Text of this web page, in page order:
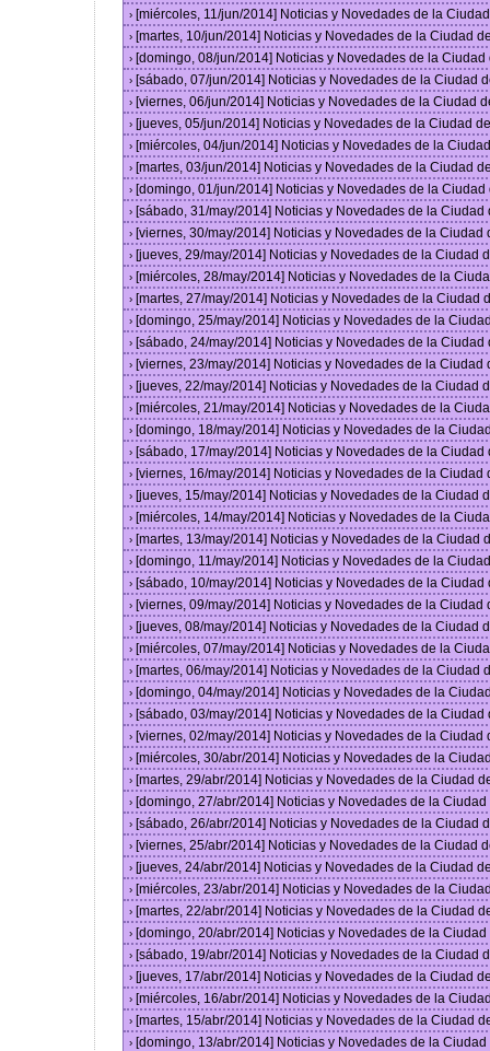
› [miércoles, 11/jun/2014] Noticias y Novedades de la
› [martes, 10/jun/2014] Noticias y Novedades de la Ciudad
› [domingo, 08/jun/2014] Noticias y Novedades de la
› [sábado, 07/jun/2014] Noticias y Novedades de la Ciudad
› [viernes, 06/jun/2014] Noticias y Novedades de la Ciudad
› [jueves, 05/jun/2014] Noticias y Novedades de la Ciudad
› [miércoles, 04/jun/2014] Noticias y Novedades de la
› [martes, 03/jun/2014] Noticias y Novedades de la Ciudad
› [domingo, 01/jun/2014] Noticias y Novedades de la
› [sábado, 31/may/2014] Noticias y Novedades de la
› [viernes, 30/may/2014] Noticias y Novedades de la
› [jueves, 29/may/2014] Noticias y Novedades de la Ciudad
› [miércoles, 28/may/2014] Noticias y Novedades de la
› [martes, 27/may/2014] Noticias y Novedades de la Ciudad
› [domingo, 25/may/2014] Noticias y Novedades de la
› [sábado, 24/may/2014] Noticias y Novedades de la
› [viernes, 23/may/2014] Noticias y Novedades de la
› [jueves, 22/may/2014] Noticias y Novedades de la Ciudad
› [miércoles, 21/may/2014] Noticias y Novedades de la
› [domingo, 18/may/2014] Noticias y Novedades de la
› [sábado, 17/may/2014] Noticias y Novedades de la
› [viernes, 16/may/2014] Noticias y Novedades de la
› [jueves, 15/may/2014] Noticias y Novedades de la Ciudad
› [miércoles, 14/may/2014] Noticias y Novedades de la
› [martes, 13/may/2014] Noticias y Novedades de la Ciudad
› [domingo, 11/may/2014] Noticias y Novedades de la
› [sábado, 10/may/2014] Noticias y Novedades de la
› [viernes, 09/may/2014] Noticias y Novedades de la
› [jueves, 08/may/2014] Noticias y Novedades de la Ciudad
› [miércoles, 07/may/2014] Noticias y Novedades de la
› [martes, 06/may/2014] Noticias y Novedades de la Ciudad
› [domingo, 04/may/2014] Noticias y Novedades de la
› [sábado, 03/may/2014] Noticias y Novedades de la
› [viernes, 02/may/2014] Noticias y Novedades de la
› [miércoles, 30/abr/2014] Noticias y Novedades de la
› [martes, 29/abr/2014] Noticias y Novedades de la Ciudad
› [domingo, 27/abr/2014] Noticias y Novedades de la
› [sábado, 26/abr/2014] Noticias y Novedades de la Ciudad
› [viernes, 25/abr/2014] Noticias y Novedades de la Ciudad
› [jueves, 24/abr/2014] Noticias y Novedades de la Ciudad
› [miércoles, 23/abr/2014] Noticias y Novedades de la
› [martes, 22/abr/2014] Noticias y Novedades de la Ciudad
› [domingo, 20/abr/2014] Noticias y Novedades de la
› [sábado, 19/abr/2014] Noticias y Novedades de la Ciudad
› [jueves, 17/abr/2014] Noticias y Novedades de la Ciudad
› [miércoles, 16/abr/2014] Noticias y Novedades de la
› [martes, 15/abr/2014] Noticias y Novedades de la Ciudad
› [domingo, 13/abr/2014] Noticias y Novedades de la